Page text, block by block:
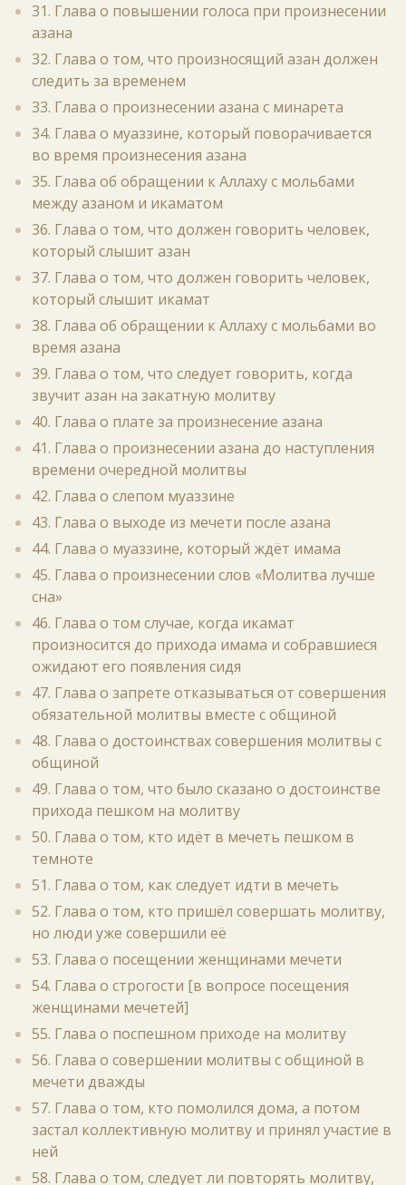
31. Глава о повышении голоса при произнесении
азана
32. Глава о том, что произносящий азан должен
следить за временем
33. Глава о произнесении азана с минарета
34. Глава о муаззине, который поворачивается
во время произнесения азана
35. Глава об обращении к Аллаху с мольбами
между азаном и икаматом
36. Глава о том, что должен говорить человек,
который слышит азан
37. Глава о том, что должен говорить человек,
который слышит икамат
38. Глава об обращении к Аллаху с мольбами во
время азана
39. Глава о том, что следует говорить, когда
звучит азан на закатную молитву
40. Глава о плате за произнесение азана
41. Глава о произнесении азана до наступления
времени очередной молитвы
42. Глава о слепом муаззине
43. Глава о выходе из мечети после азана
44. Глава о муаззине, который ждёт имама
45. Глава о произнесении слов «Молитва лучше
сна»
46. Глава о том случае, когда икамат
произносится до прихода имама и собравшиеся
ожидают его появления сидя
47. Глава о запрете отказываться от совершения
обязательной молитвы вместе с общиной
48. Глава о достоинствах совершения молитвы с
общиной
49. Глава о том, что было сказано о достоинстве
прихода пешком на молитву
50. Глава о том, кто идёт в мечеть пешком в
темноте
51. Глава о том, как следует идти в мечеть
52. Глава о том, кто пришёл совершать молитву,
но люди уже совершили её
53. Глава о посещении женщинами мечети
54. Глава о строгости [в вопросе посещения
женщинами мечетей]
55. Глава о поспешном приходе на молитву
56. Глава о совершении молитвы с общиной в
мечети дважды
57. Глава о том, кто помолился дома, а потом
застал коллективную молитву и принял участие в
ней
58. Глава о том, следует ли повторять молитву,